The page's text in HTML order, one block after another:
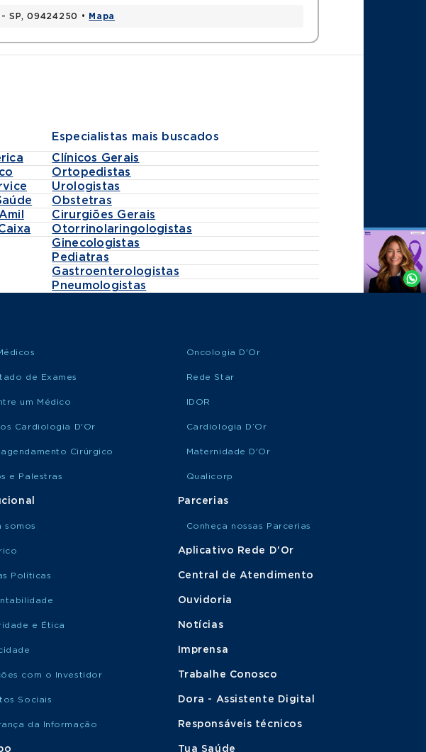
- SP, 09424250 • Mapa
Especialistas mais buscados
Clínicos Gerais
Ortopedistas
Urologistas
Obstetras
Cirurgiões Gerais
Otorrinolaringologistas
Ginecologistas
Pediatras
Gastroenterologistas
Pneumologistas
Agende
Whatsapp
de Exames
um Médico
Cardiologia D'Or
Cirúrgico
e Palestras
somos
Políticas
e Ética
com o Investidor
Sociais
da Informação
Oncologia D'Or
Rede Star
IDOR
Cardiologia D’Or
Maternidade D'Or
Qualicorp
Parcerias
Conheça nossas Parcerias
Aplicativo Rede D'Or
Central de Atendimento
Ouvidoria
Notícias
Imprensa
Trabalhe Conosco
Dora - Assistente Digital
Responsáveis técnicos
Tua Saúde